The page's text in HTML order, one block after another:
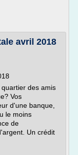
avril 2018
des amis
Vos
d'une banque,
le moins
de
Un crédit